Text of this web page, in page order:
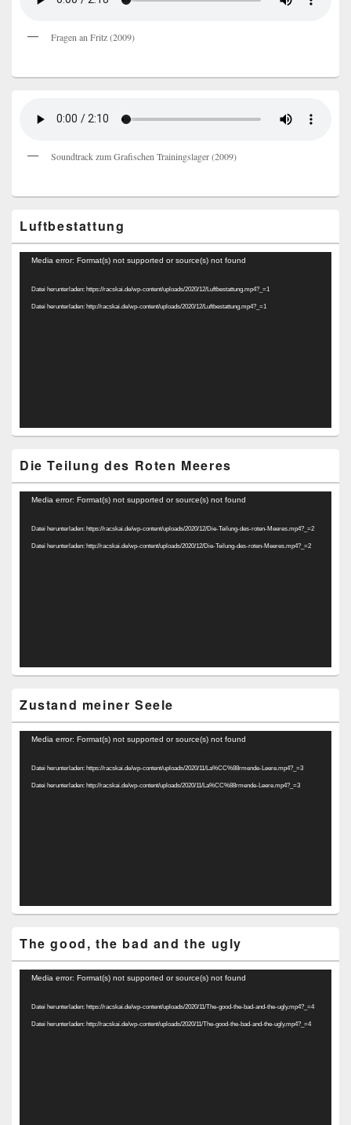
Fragen an Fritz (2009)
Soundtrack zum Grafischen Trainingslager (2009)
Luftbestattung
Video-
Media error: Format(s) not supported or source(s) not found
Datei herunterladen: https://racskai.de/wp-content/uploads/2020/12/Luftbestattung.mp4?_=1
Datei herunterladen: http://racskai.de/wp-content/uploads/2020/12/Luftbestattung.mp4?_=1
Die Teilung des Roten Meeres
Video-
Media error: Format(s) not supported or source(s) not found
Datei herunterladen: https://racskai.de/wp-content/uploads/2020/12/Die-Teilung-des-roten-Meeres.mp4?_=2
Datei herunterladen: http://racskai.de/wp-content/uploads/2020/12/Die-Teilung-des-roten-Meeres.mp4?_=2
Zustand meiner Seele
Video-
Media error: Format(s) not supported or source(s) not found
Datei herunterladen: https://racskai.de/wp-content/uploads/2020/11/La%CC%88rmende-Leere.mp4?_=3
Datei herunterladen: http://racskai.de/wp-content/uploads/2020/11/La%CC%88rmende-Leere.mp4?_=3
The good, the bad and the ugly
Video-
Media error: Format(s) not supported or source(s) not found
Datei herunterladen: https://racskai.de/wp-content/uploads/2020/11/The-good-the-bad-and-the-ugly.mp4?_=4
Datei herunterladen: http://racskai.de/wp-content/uploads/2020/11/The-good-the-bad-and-the-ugly.mp4?_=4